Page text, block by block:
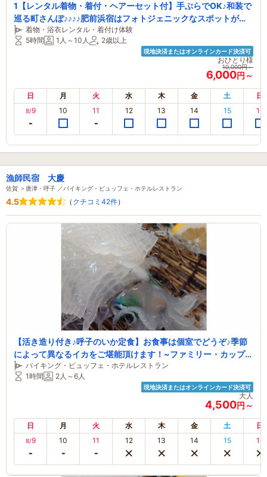
1【レンタル着物・着付・ヘアーセット付】手ぶらでOK♪和装で
巡る町さんぽ♪♪♪♪肥前浜宿はフォトジェニックなスポットがい
っぱい♪♪♪♪
着物・浴衣レンタル・着付け体験
5時間
1人～10人 2歳以上
現地決済またはオンラインカード決済可
おひとり様
10,000円～
6,000円～
日 月 火 水 木 金 土 日
8/9 10 11 12 13 14 15 16
漁師民宿 大慶
佐賀 ＞唐津・呼子 ／バイキング・ビュッフェ・ホテルレストラン
4.5 （ クチコミ42件）
【活き造り付き♪呼子のいか定食】お食事は個室でどうぞ♪季節
によって異なるイカをご堪能頂けます！~ファミリー・カップ
ル・女性におすすめ~
バイキング・ビュッフェ・ホテルレストラン
1時間
2人～6人
現地決済またはオンラインカード決済可
大人
4,500円～
日 月 火 水 木 金 土 日
8/9 10 11 12 13 14 15 16